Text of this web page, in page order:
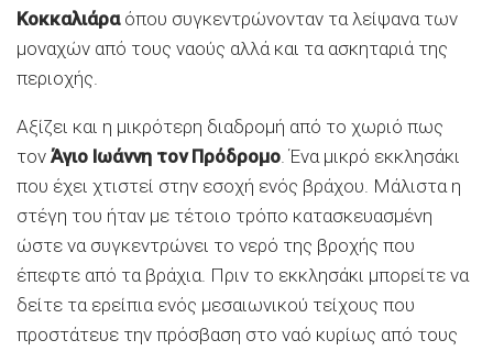
Κοκκαλιάρα όπου συγκεντρώνονταν τα λείψανα των
μοναχών από τους ναούς αλλά και τα ασκηταριά της
περιοχής.
Αξίζει και η μικρότερη διαδρομή από το χωριό πως
τον Άγιο Ιωάννη τον Πρόδρομο . Ένα μικρό εκκλησάκι
που έχει χτιστεί στην εσοχή ενός βράχου. Μάλιστα η
στέγη του ήταν με τέτοιο τρόπο κατασκευασμένη
ώστε να συγκεντρώνει το νερό της βροχής που
έπεφτε από τα βράχια. Πριν το εκκλησάκι μπορείτε να
δείτε τα ερείπια ενός μεσαιωνικού τείχους που
προστάτευε την πρόσβαση στο ναό κυρίως από τους